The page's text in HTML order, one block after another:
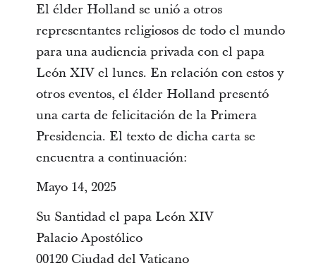
El élder Holland se unió a otros
representantes religiosos de todo el mundo
para una audiencia privada con el papa
León XIV el lunes. En relación con estos y
otros eventos, el élder Holland presentó
una carta de felicitación de la Primera
Presidencia. El texto de dicha carta se
encuentra a continuación:
Mayo 14, 2025
Su Santidad el papa León XIV
Palacio Apostólico
00120 Ciudad del Vaticano